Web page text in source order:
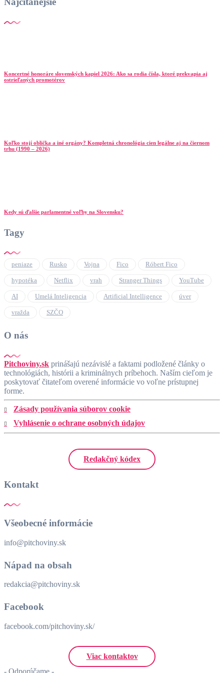
Koncertné honoráre slovenských kapiel 2026: Ako sa rodia čísla, ktoré prekvapia aj
ostrieľaných promotérov
Koľko stojí oblička a iné orgány? Kompletná chronológia cien legálne aj na čiernom
trhu (1990 – 2026)
Kedy sú ďalšie parlamentné voľby na Slovensku?
Tagy
peniaze Rusko Vojna Fico Róbert Fico
hypotéka Netflix vrah Stranger Things YouTube
AI Umelá Inteligencia Artificial Intelligence úver
vražda SZČO
O nás
Pitchoviny.sk prinášajú nezávislé a faktami podložené články o
technológiách, histórii a kriminálnych príbehoch. Naším cieľom je
poskytovať čitateľom overené informácie vo voľne prístupnej
forme.
Zásady používania súborov cookie
Vyhlásenie o ochrane osobných údajov
Redakčný kódex
Kontakt
Všeobecné informácie
info@pitchoviny.sk
Nápad na obsah
redakcia@pitchoviny.sk
Facebook
facebook.com/pitchoviny.sk/
Viac kontaktov